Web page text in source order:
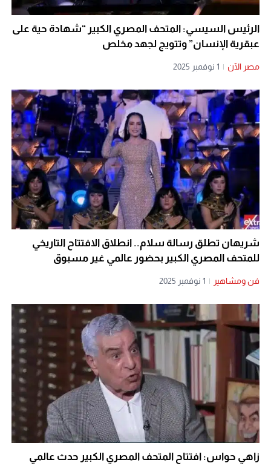
الرئيس السيسي: المتحف المصري الكبير “شهادة حية على
عبقرية الإنسان” وتتويج لجهد مخلص
مصر الآن | 1 نوفمبر 2025
شريهان تطلق رسالة سلام.. انطلاق الافتتاح التاريخي
للمتحف المصري الكبير بحضور عالمي غير مسبوق
فن ومشاهير | 1 نوفمبر 2025
زاهي حواس: افتتاح المتحف المصري الكبير حدث عالمي